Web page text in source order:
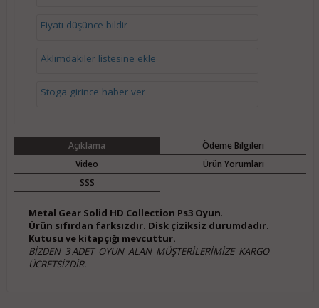
Fiyatı düşünce bildir
Aklımdakiler listesine ekle
Stoga girince haber ver
Açıklama
Ödeme Bilgileri
Video
Ürün Yorumları
SSS
Metal Gear Solid HD Collection Ps3 Oyun.
Ürün sıfırdan farksızdır. Disk çiziksiz durumdadır.
Kutusu ve kitapçığı mevcuttur.
BİZDEN 3 ADET OYUN ALAN MÜŞTERİLERİMİZE KARGO
ÜCRETSİZDİR.